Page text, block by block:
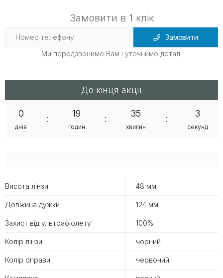
Висота лінзи 48 мм
Довжина дужки 124 мм
Захист від ультрафіолету 100%
Колір лінзи чорний
Колір оправи червоний
Замовити в 1 клік
Замовити
Ми передзвонимо Вам і уточнимо деталі
До кінця акції
0
днів
:
19
годин
:
35
хвилин
:
2
секунд